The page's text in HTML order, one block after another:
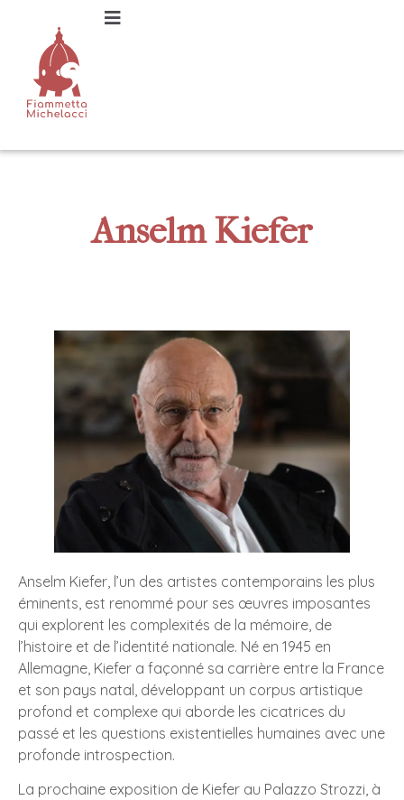
Anselm Kiefer
Anselm Kiefer, l’un des artistes contemporains les plus
éminents, est renommé pour ses œuvres imposantes
qui explorent les complexités de la mémoire, de
l’histoire et de l’identité nationale. Né en 1945 en
Allemagne, Kiefer a façonné sa carrière entre la France
et son pays natal, développant un corpus artistique
profond et complexe qui aborde les cicatrices du
passé et les questions existentielles humaines avec une
profonde introspection.
La prochaine exposition de Kiefer au Palazzo Strozzi, à